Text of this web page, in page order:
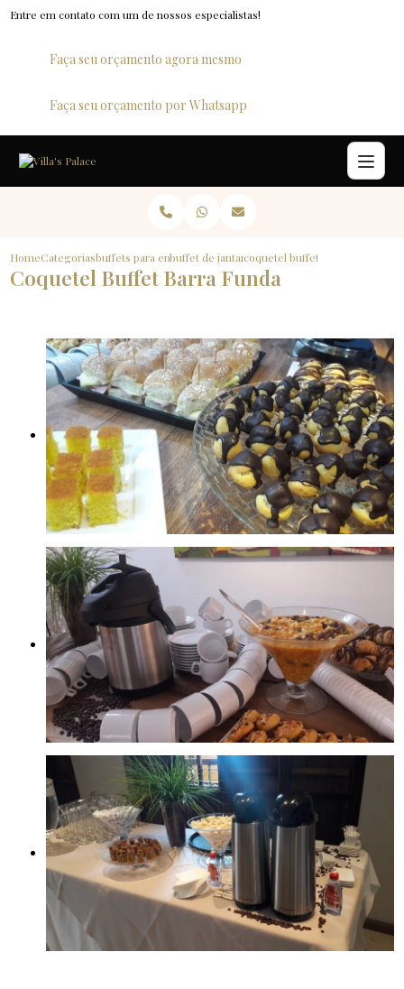
Entre em contato com um de nossos especialistas!
Faça seu orçamento agora mesmo
Faça seu orçamento por Whatsapp
HomeCategoriasbuffets para empresasbuffet de jantar para empresas
coquetel buffet barra funda
Coquetel Buffet Barra Funda